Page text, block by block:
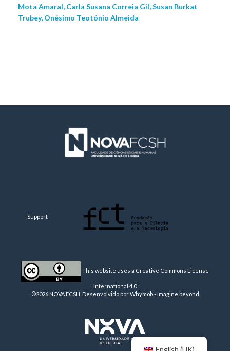
Mota Amaral, Carla Susana Correia Gil, Susan Burkat
Trubey, Onésimo Teotónio Almeida
Support
This website uses a Creative Commons License
International 4.0
©2026 NOVA FCSH. Desenvolvido porWhymob - Imagine beyond